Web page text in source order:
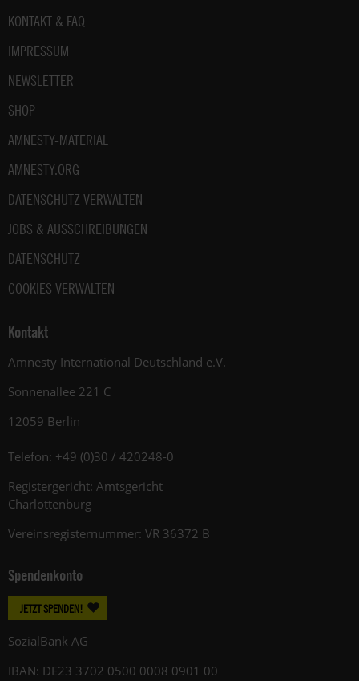
Fußbereich
KONTAKT & FAQ
IMPRESSUM
NEWSLETTER
SHOP
AMNESTY-MATERIAL
AMNESTY.ORG
DATENSCHUTZ VERWALTEN
JOBS & AUSSCHREIBUNGEN
DATENSCHUTZ
COOKIES VERWALTEN
Kontakt
Amnesty International Deutschland e.V.
Sonnenallee 221 C
12059 Berlin
Telefon: +49 (0)30 / 420248-0
Registergericht: Amtsgericht
Charlottenburg
Vereinsregisternummer: VR 36372 B
Spendenkonto
JETZT SPENDEN!
SozialBank AG
IBAN: DE23 3702 0500 0008 0901 00